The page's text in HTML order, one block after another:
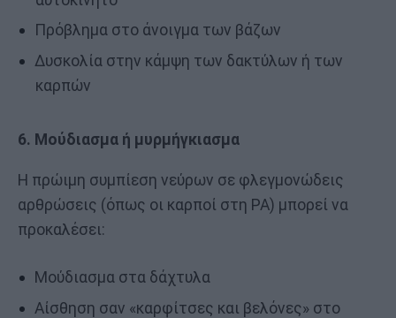
Πρόβλημα στο άνοιγμα των βάζων
Δυσκολία στην κάμψη των δακτύλων ή των
καρπών
6. Μούδιασμα ή μυρμήγκιασμα
Η πρώιμη συμπίεση νεύρων σε φλεγμονώδεις
αρθρώσεις (όπως οι καρποί στη ΡΑ) μπορεί να
προκαλέσει:
Μούδιασμα στα δάχτυλα
Αίσθηση σαν «καρφίτσες και βελόνες» στο